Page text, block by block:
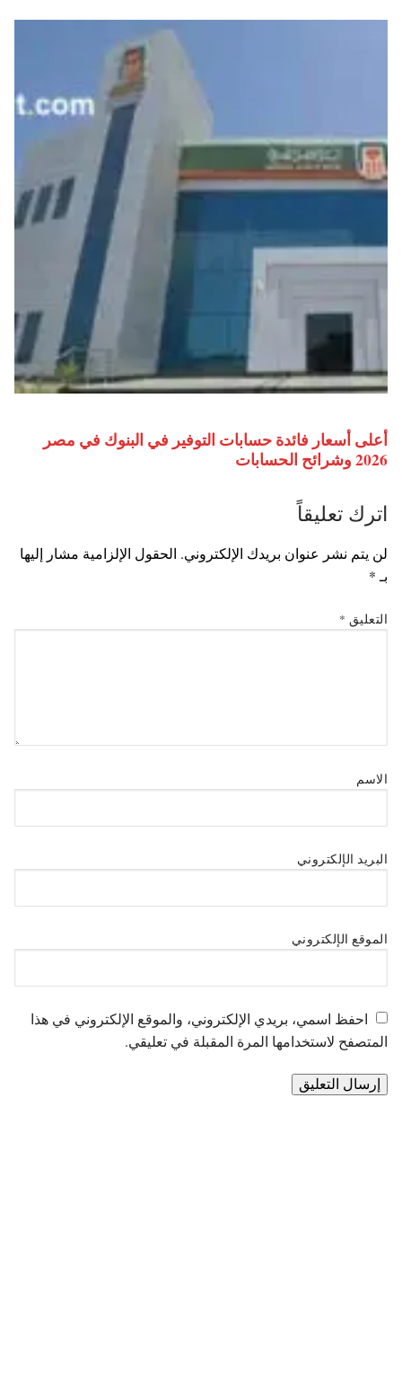
أعلى أسعار فائدة حسابات التوفير في البنوك في مصر
2026 وشرائح الحسابات
اترك تعليقاً
لن يتم نشر عنوان بريدك الإلكتروني. الحقول الإلزامية مشار إليها
بـ *
التعليق *
الاسم
البريد الإلكتروني
الموقع الإلكتروني
احفظ اسمي، بريدي الإلكتروني، والموقع الإلكتروني في هذا
المتصفح لاستخدامها المرة المقبلة في تعليقي.